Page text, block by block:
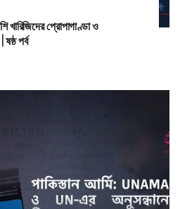
খারিজিদের প্রোপাগাণ্ডা ও
পর্ব